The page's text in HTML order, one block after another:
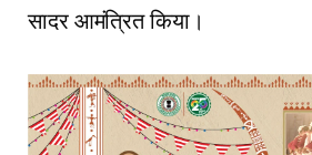
सादर आमंत्रित किया।